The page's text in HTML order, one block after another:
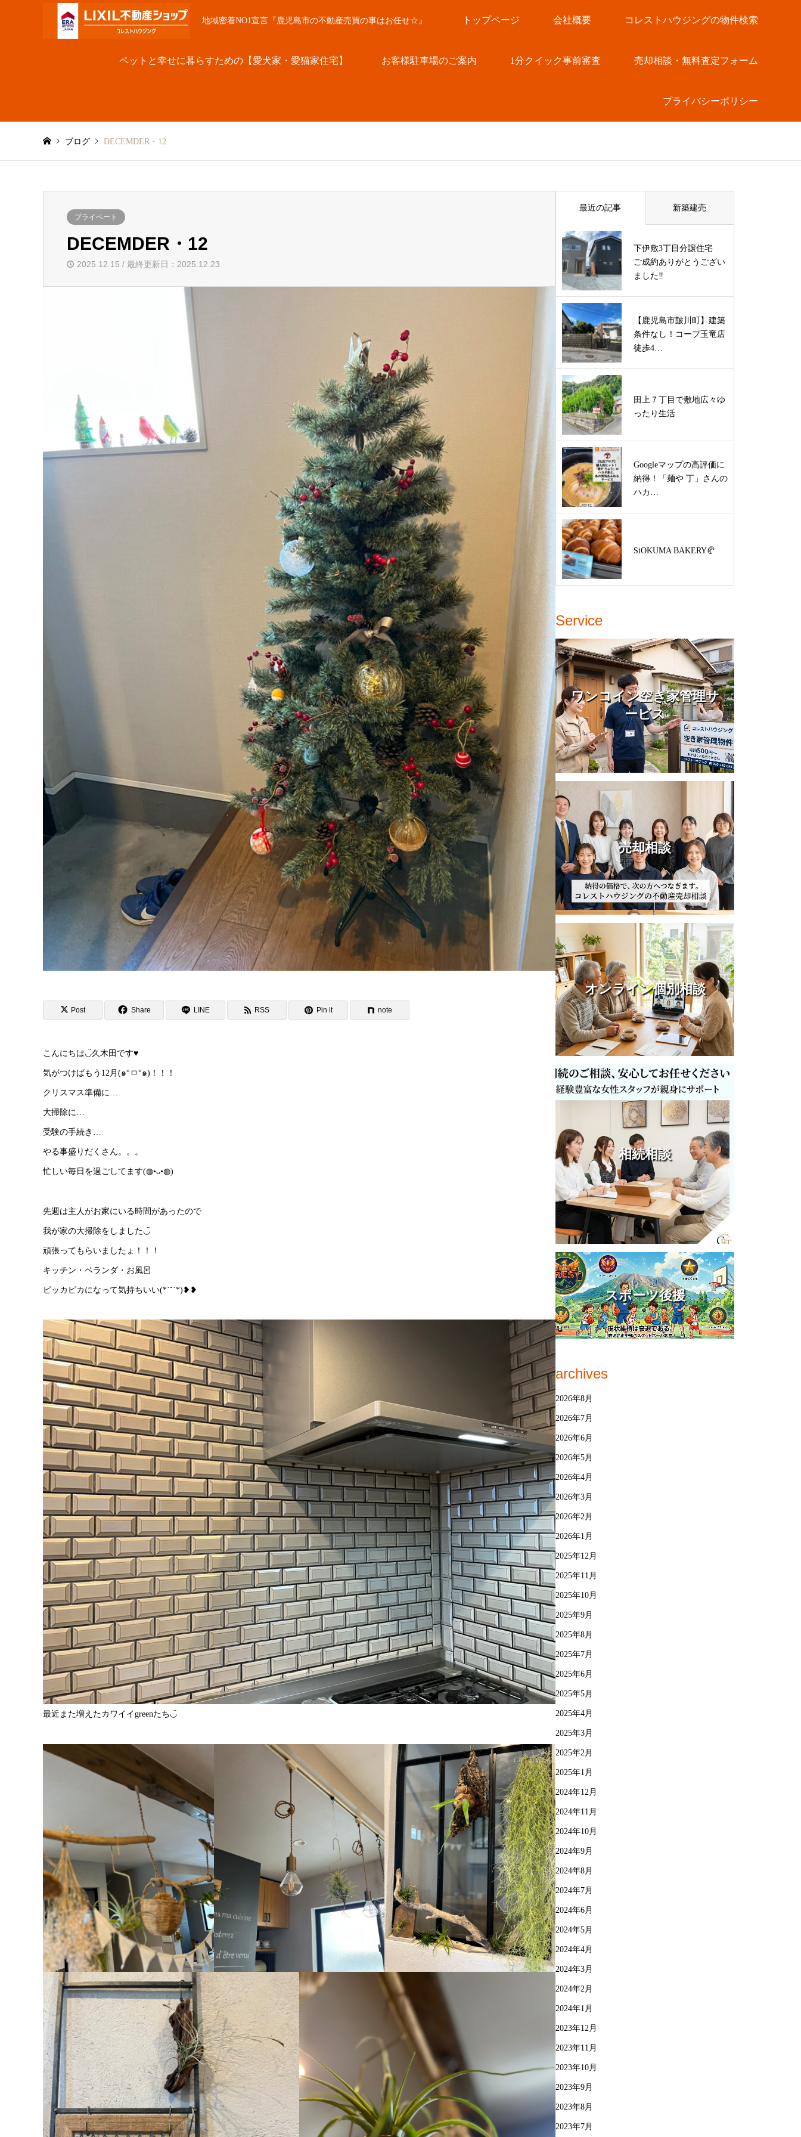
地域密着NO1宣言『鹿児島市の不動産売買の事はお任せ☆』 トップページ 会社概要 コレストハウジングの物件検索
ペットと幸せに暮らすための【愛犬家・愛猫家住宅】 お客様駐車場のご案内 1分クイック事前審査 売却相談・無料査定フォーム
プライバシーポリシー
ブログ DECEMDER・12
プライベート
DECEMDER・12
2025.12.15 / 最終更新日：2025.12.23
Post Share LINE RSS Pin it note
こんにちは◡̈久木田です♥︎
気がつけばもう12月(๑°ㅁ°๑)！！！
クリスマス準備に…
大掃除に…
受験の手続き…
やる事盛りだくさん。。。
忙しい毎日を過ごしてます(◍•ᴗ•◍)
先週は主人がお家にいる時間があったので
我が家の大掃除をしました◡̈
頑張ってもらいましたょ！！！
キッチン・ベランダ・お風呂
ピッカピカになって気持ちいい(*˙˘˙*)❥❥
最近また増えたカワイイgreenたち◡̈
最近の記事 新築建売
下伊敷3丁目分譲住宅
ご成約ありがとうござい
ました‼
【鹿児島市皷川町】建築
条件なし！コープ玉竜店
徒歩4…
田上７丁目で敷地広々ゆ
ったり生活
Googleマップの高評価に
納得！「麺や 丁」さんの
ハカ…
SiOKUMA BAKERY🥐
Service
ワンコイン空き家管理サ
ービス
売却相談
オンライン個別相談
相続相談
スポーツ後援
archives
2026年8月
2026年7月
2026年6月
2026年5月
2026年4月
2026年3月
2026年2月
2026年1月
2025年12月
2025年11月
2025年10月
2025年9月
2025年8月
2025年7月
2025年6月
2025年5月
2025年4月
2025年3月
2025年2月
2025年1月
2024年12月
2024年11月
2024年10月
2024年9月
2024年8月
2024年7月
2024年6月
2024年5月
2024年4月
2024年3月
2024年2月
2024年1月
2023年12月
2023年11月
2023年10月
2023年9月
2023年8月
2023年7月